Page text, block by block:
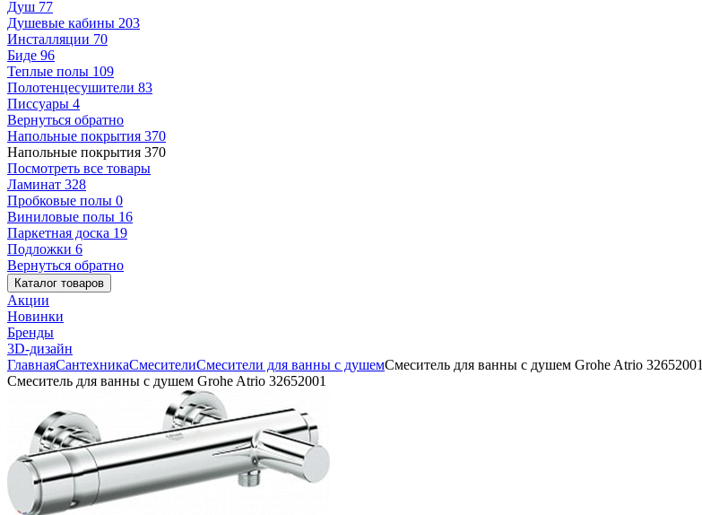
Душ 77
Душевые кабины 203
Инсталляции 70
Биде 96
Теплые полы 109
Полотенцесушители 83
Писсуары 4
Вернуться обратно
Напольные покрытия 370
Напольные покрытия 370
Посмотреть все товары
Ламинат 328
Пробковые полы 0
Виниловые полы 16
Паркетная доска 19
Подложки 6
Вернуться обратно
Каталог товаров
Акции
Новинки
Бренды
3D-дизайн
ГлавнаяСантехникаСмесителиСмесители для ванны с душемСмеситель для ванны с душем Grohe Atrio 32652001
Смеситель для ванны с душем Grohe Atrio 32652001